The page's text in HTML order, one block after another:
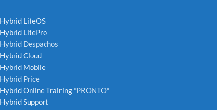
Hybrid LiteOS
Hybrid LitePro
Hybrid Despachos
Hybrid Cloud
Hybrid Mobile
Hybrid Price
Hybrid Online Training *PRONTO*
Hybrid Support